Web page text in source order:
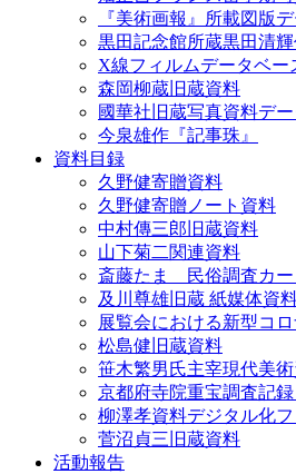
『美術画報』所載図版
黒田記念館所蔵黒田清
X線フィルムデータベー
森岡柳蔵旧蔵資料
國華社旧蔵写真資料デ
今泉雄作『記事珠』
資料目録
久野健寄贈資料
久野健寄贈ノート資料
中村傳三郎旧蔵資料
山下菊二関連資料
斎藤たま 民俗調査カー
及川尊雄旧蔵 紙媒体資
展覧会における新型コ
松島健旧蔵資料
笹木繁男氏主宰現代美
京都府寺院重宝調査記
柳澤孝資料デジタル化フ
菅沼貞三旧蔵資料
活動報告